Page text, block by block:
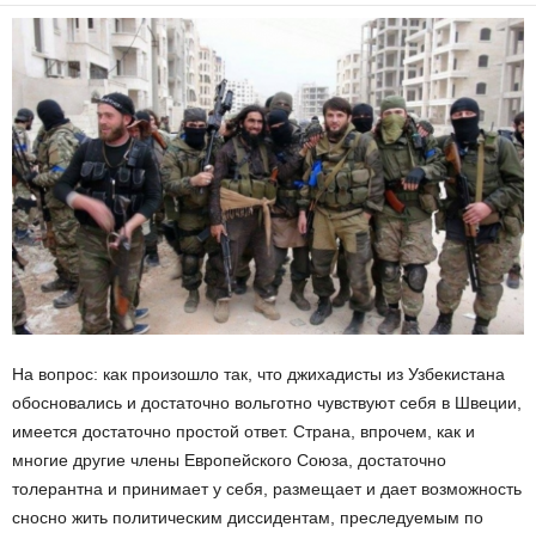
На вопрос: как произошло так, что джихадисты из Узбекистана
обосновались и достаточно вольготно чувствуют себя в Швеции,
имеется достаточно простой ответ. Страна, впрочем, как и
многие другие члены Европейского Союза, достаточно
толерантна и принимает у себя, размещает и дает возможность
сносно жить политическим диссидентам, преследуемым по